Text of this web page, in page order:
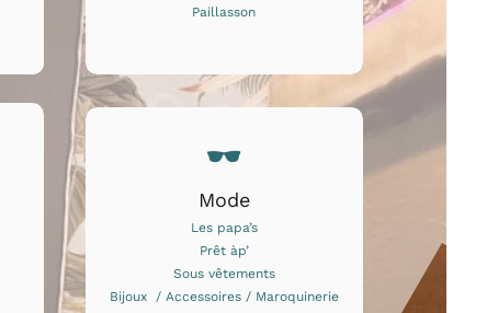
Paillasson
Mode
Les papa’s
Prêt àp’
Sous vêtements
Bijoux / Accessoires / Maroquinerie